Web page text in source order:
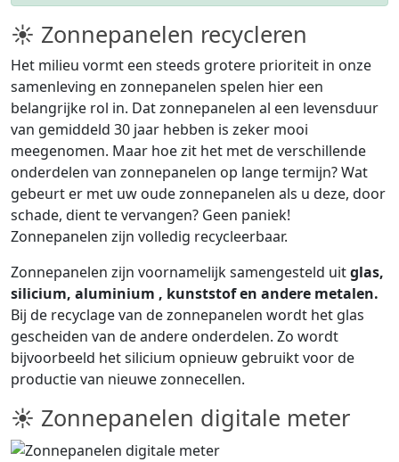
☀ Zonnepanelen recycleren
Het milieu vormt een steeds grotere prioriteit in onze
samenleving en zonnepanelen spelen hier een
belangrijke rol in. Dat zonnepanelen al een levensduur
van gemiddeld 30 jaar hebben is zeker mooi
meegenomen. Maar hoe zit het met de verschillende
onderdelen van zonnepanelen op lange termijn? Wat
gebeurt er met uw oude zonnepanelen als u deze, door
schade, dient te vervangen? Geen paniek!
Zonnepanelen zijn volledig recycleerbaar.
Zonnepanelen zijn voornamelijk samengesteld uitglas,
silicium, aluminium , kunststof en andere metalen.
Bij de recyclage van de zonnepanelen wordt het glas
gescheiden van de andere onderdelen. Zo wordt
bijvoorbeeld het silicium opnieuw gebruikt voor de
productie van nieuwe zonnecellen.
☀ Zonnepanelen digitale meter